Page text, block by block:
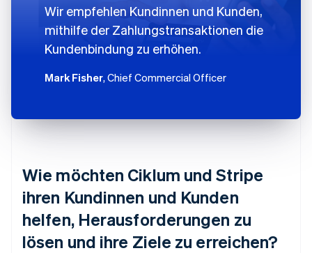
Wir empfehlen Kundinnen und Kunden,
mithilfe der Zahlungstransaktionen die
Kundenbindung zu erhöhen.
Mark Fisher, Chief Commercial Officer
Wie möchten Ciklum und Stripe
ihren Kundinnen und Kunden
helfen, Herausforderungen zu
lösen und ihre Ziele zu erreichen?